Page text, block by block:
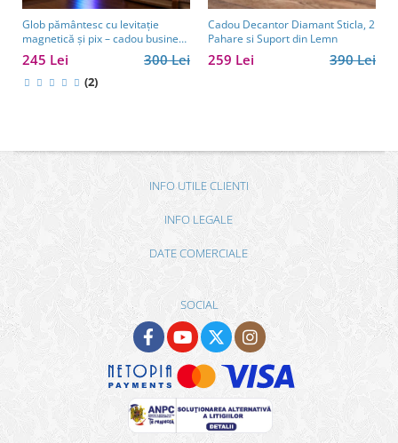
Glob pământesc cu levitație
magnetică și pix – cadou business
pentru bărbați pasionați de
tehnologie și călătorii
300 Lei
245 Lei
(2)
Cadou Decantor Diamant Sticla, 2
Pahare si Suport din Lemn
390 Lei
259 Lei
INFO UTILE CLIENTI
INFO LEGALE
DATE COMERCIALE
SOCIAL